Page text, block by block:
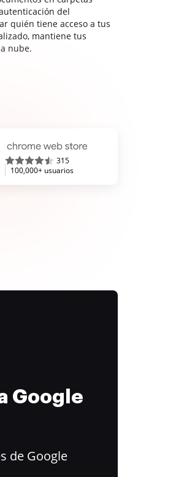
del
quién tiene acceso a tus
mantiene tus
nube.
315
100,000+ usuarios
Google
de Google